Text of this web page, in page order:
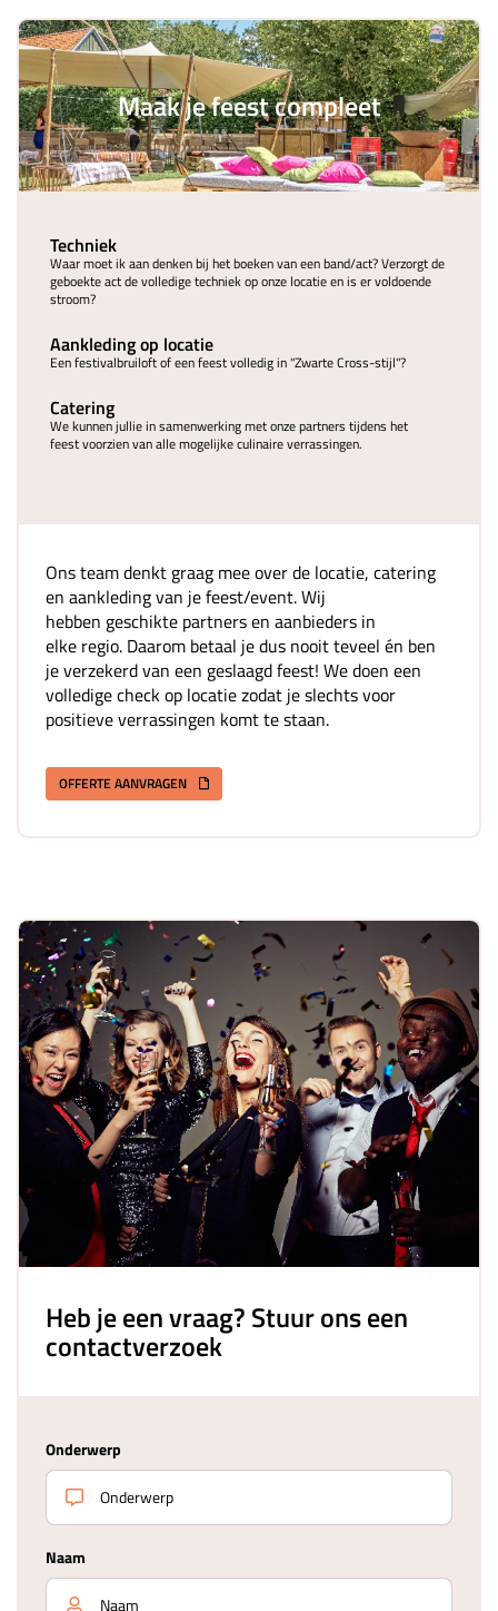
Maak je feest compleet
Techniek
Waar moet ik aan denken bij het boeken van een band/act? Verzorgt de
geboekte act de volledige techniek op onze locatie en is er voldoende
stroom?
Aankleding op locatie
Een festivalbruiloft of een feest volledig in "Zwarte Cross-stijl"?
Catering
We kunnen jullie in samenwerking met onze partners tijdens het
feest voorzien van alle mogelijke culinaire verrassingen.
Ons team denkt graag mee over de locatie, catering
en aankleding van je feest/event. Wij
hebben geschikte partners en aanbieders in
elke regio. Daarom betaal je dus nooit teveel én ben
je verzekerd van een geslaagd feest! We doen een
volledige check op locatie zodat je slechts voor
positieve verrassingen komt te staan.
OFFERTE AANVRAGEN
Heb je een vraag? Stuur ons een
contactverzoek
Onderwerp
Naam